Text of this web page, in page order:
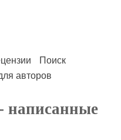
Поиск
авторов
- написанные